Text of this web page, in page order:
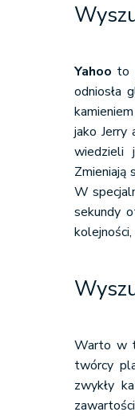
Yahoo to
odniosła
jako Jerry
wiedzieli
Zmieniają
W
sekundy
Warto w
twórcy
zwykły